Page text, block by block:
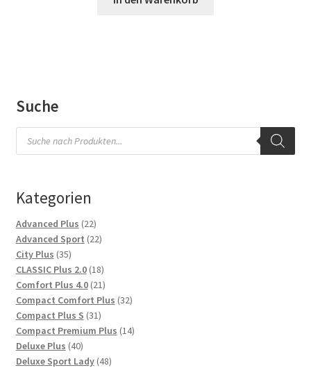
Suche
Products
search
Kategorien
Advanced Plus 2222
Produkte
Advanced Sport 2222
City Plus 3535
Produkte
CLASSIC Plus 2.0 1818
Produkte
Comfort Plus 4.0 2121
Produkte
Compact Comfort Plus 3232
Compact Plus S 3131
Produkte
Compact Premium Plus 1414
Deluxe Plus 4040
Produkte
Deluxe Sport Lady 4848